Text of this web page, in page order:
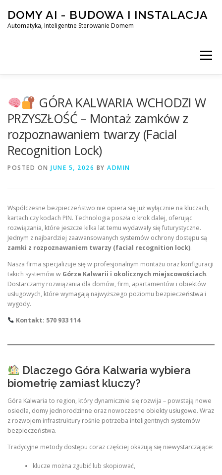
content
DOMY AI - BUDOWA I INSTALACJA
Automatyka, Inteligentne Sterowanie Domem
Menu
SMART DOM AI – AUTOMATYKA, INTELIGENTNE
BLOG KONTAKT
GÓRA KALWARIA WCHODZI W
PRZYSZŁOŚĆ – Montaż zamków z
rozpoznawaniem twarzy (Facial
Recognition Lock)
POSTED ON JUNE 5, 2026 BY ADMIN
Współczesne bezpieczeństwo nie opiera się już wyłącznie na kluczach,
kartach czy kodach PIN. Technologia poszła o krok dalej, oferując
rozwiązania, które jeszcze kilka lat temu wydawały się futurystyczne.
Jednym z najbardziej zaawansowanych systemów ochrony dostępu są
zamki z rozpoznawaniem twarzy (facial recognition lock).
Nasza firma specjalizuje się w profesjonalnym montażu oraz konfiguracji
takich systemów w Górze Kalwarii i okolicznych miejscowościach.
Dostarczamy rozwiązania dla domów, firm, apartamentów i obiektów
usługowych, które wymagają najwyższego poziomu bezpieczeństwa i
wygody.
Kontakt: 570 933 114
Dlaczego Góra Kalwaria wybiera
biometrię zamiast kluczy?
Góra Kalwaria to region, który dynamicznie się rozwija – powstają nowe
osiedla, domy jednorodzinne oraz nowoczesne obiekty usługowe. Wraz
z rozwojem infrastruktury rośnie potrzeba inteligentnych systemów
bezpieczeństwa.
Tradycyjne metody dostępu coraz częściej okazują się niewystarczające:
klucze można zgubić lub skopiować,